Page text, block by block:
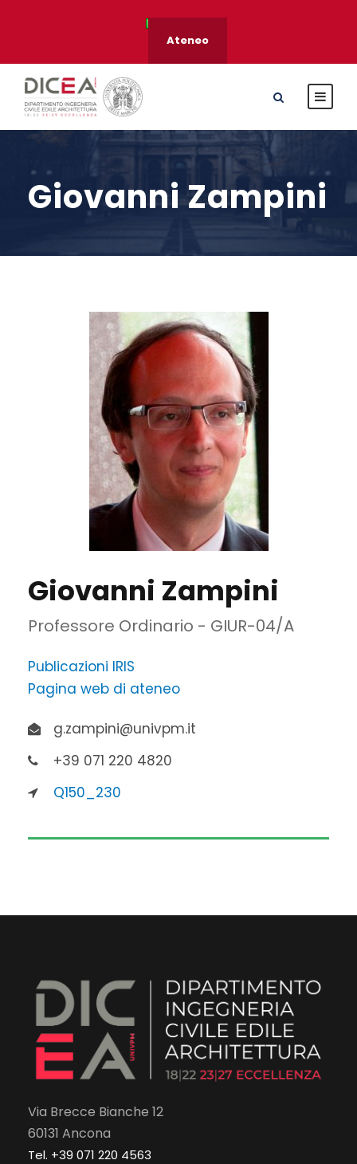
Ateneo
Giovanni Zampini
Giovanni Zampini
Professore Ordinario - GIUR-04/A
Publicazioni IRIS
Pagina web di ateneo
g.zampini@univpm.it
+39 071 220 4820
Q150_230
Via Brecce Bianche 12
60131 Ancona
Tel. +39 071 220 4563